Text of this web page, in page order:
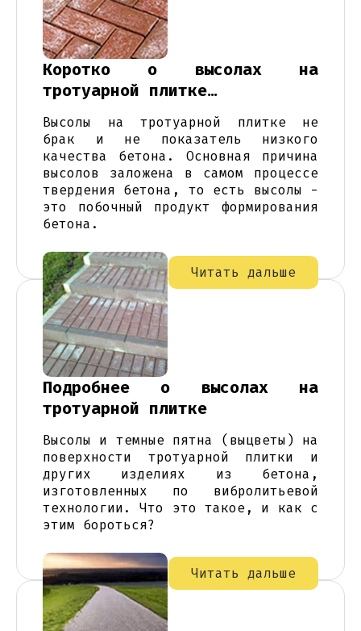
Коротко о высолах на
тротуарной плитке…
Высолы на тротуарной плитке не
брак и не показатель низкого
качества бетона. Основная причина
высолов заложена в самом процессе
твердения бетона, то есть высолы -
это побочный продукт формирования
бетона.
Читать дальше
Подробнее о высолах на
тротуарной плитке
Высолы и темные пятна (выцветы) на
поверхности тротуарной плитки и
других изделиях из бетона,
изготовленных по вибролитьевой
технологии. Что это такое, и как с
этим бороться?
Читать дальше